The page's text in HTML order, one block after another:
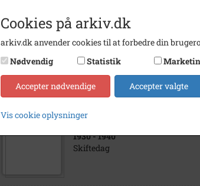
Asserhøj
1930- 1940
Skiftedag
Cookies på arkiv.dk
arkiv.dk anvender cookies til at forbedre din
Nødvendig
Statistik
Accepter nødvendige Accepter valgte
Vis cookie oplysninger